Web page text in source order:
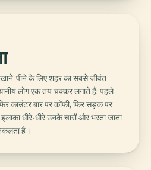
पीने के लिए शहर का सबसे जीवंत
लोग एक तय चक्कर लगाते हैं: पहले
काउंटर बार पर कॉफी, फिर सड़क पर
धीरे-धीरे उनके चारों ओर भरता जाता
है।